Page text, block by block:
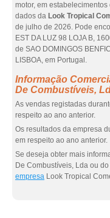
motor, em
dados da Look Tropical
de julho de 2026. Pode
EST DA LUZ 98 LOJA B,
de SAO DOMINGOS
LISBOA, em Portugal.
Informação
De Combustíveis,
As vendas registadas
respeito ao ano anterior.
Os resultados da empresa
em respeito ao ano anterior.
Se deseja obter mais
De Combustíveis, Lda ou do
empresa Look Tropical